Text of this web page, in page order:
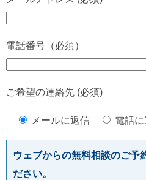
電話番号（必須）
ご希望の連絡先 (必須)
メールに返信 電話に
ウェブからの無料相談のご予
ださい。